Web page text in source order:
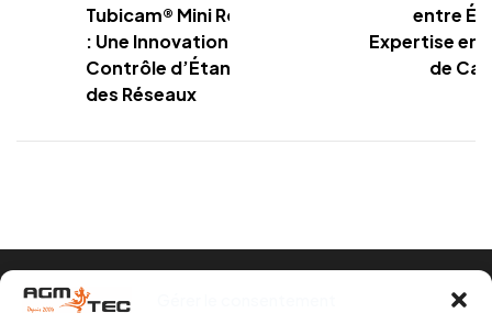
Tubicam® Mini Rotative
: Une Innovation dans le
Contrôle d’Étanchéité
des Réseaux
entre
Expertise en
de
Coppyright © 2026
d'inspection Ø50 mm